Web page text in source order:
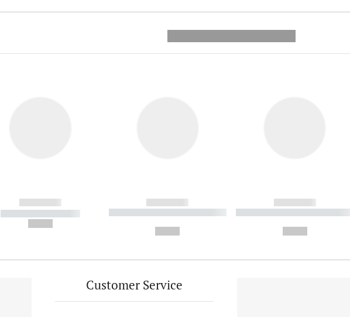
------------
----------- -----------
------------
----------- ----------- ----------
------------
----------- ----------- ----------
Customer Service